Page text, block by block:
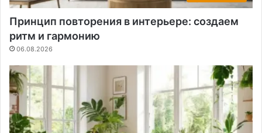
Принцип повторения в интерьере: создаем
ритм и гармонию
06.08.2026